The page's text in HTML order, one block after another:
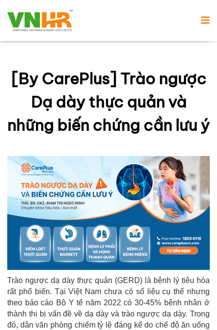
[By CarePlus] Trào ngược
Dạ dày thực quản và
những biến chứng cần lưu ý
Trào ngược dạ dày thực quản (GERD) là bệnh lý tiêu hóa
rất phổ biến. Tại Việt Nam chưa có số liệu cụ thể nhưng
theo báo cáo Bộ Y tế năm 2022 có 30-45% bệnh nhân ở
thành thị bị vấn đề về dạ dày và trào ngược dạ dày. Trong
đó, dân văn phòng chiếm tỷ lệ đáng kể do chế độ ăn uống